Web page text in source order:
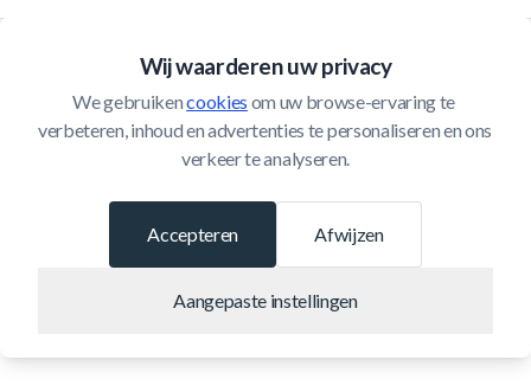
Wij waarderen uw privacy
We gebruiken cookies om uw browse-ervaring te
verbeteren, inhoud en advertenties te personaliseren en ons
verkeer te analyseren.
Afwijzen
Aangepaste instellingen
Accepteren
Klantenservice